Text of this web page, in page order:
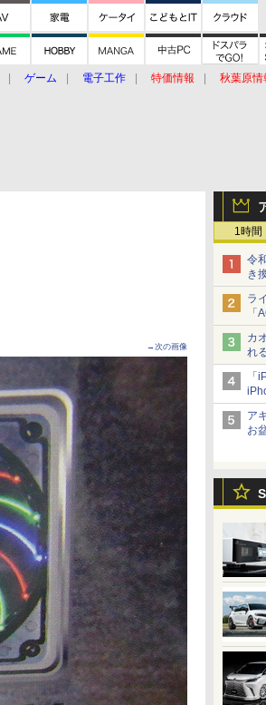
ゲーム 電子工作 特価情報 秋葉原情
1時間
令
き
ム
ラ
「
カ
れ
仕
「
セ
ア
お
円
→次の画像